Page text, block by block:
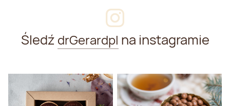
Śledź drGerardpl na instagramie